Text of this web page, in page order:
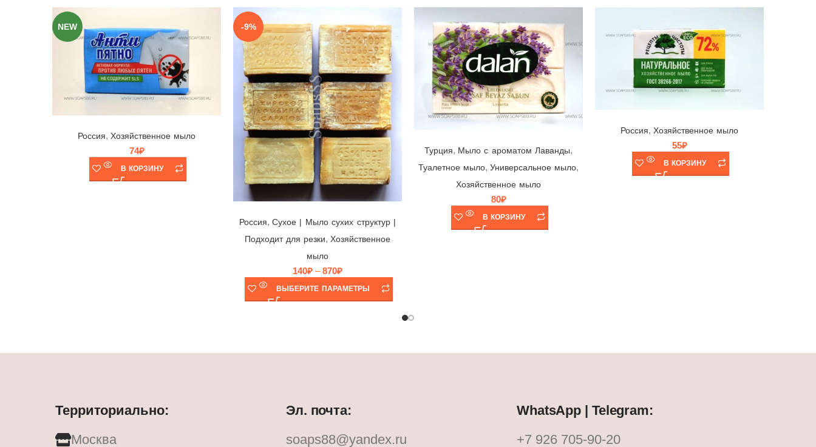
NEW
Россия, Хозяйственное мыло
74₽
В КОРЗИНУ
-9%
Россия, Cухое | Мыло сухих структур |
Подходит для резки,Хозяйственное
мыло
140₽ – 870₽
ВЫБЕРИТЕ ПАРАМЕТРЫ
Турция, Мыло с ароматом Лаванды,
Туалетное мыло, Универсальное мыло,
Хозяйственное мыло
80₽
В КОРЗИНУ
Россия, Хозяйственное мыло
55₽
В КОРЗИНУ
Территориально:
Москва
Эл. почта:
soaps88@yandex.ru
WhatsApp | Telegram:
+7 926 705-90-20